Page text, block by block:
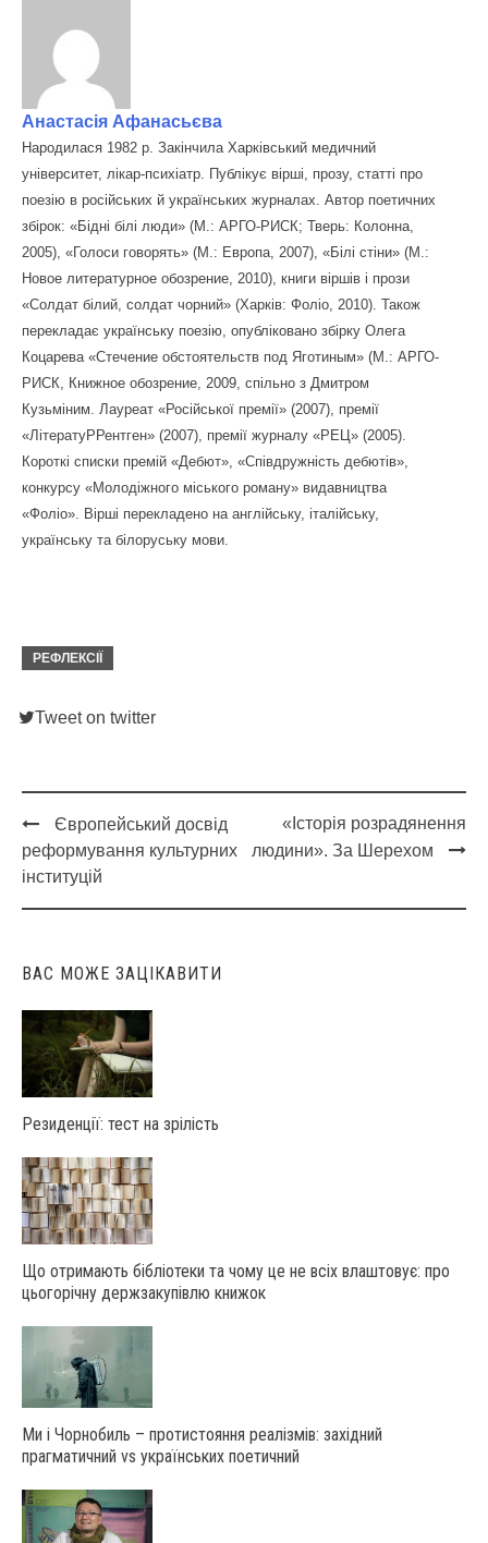
Анастасія Афанасьєва
Народилася 1982 р. Закінчила Харківський медичний
університет, лікар-психіатр. Публікує вірші, прозу, статті про
поезію в російських й українських журналах. Автор поетичних
збірок: «Бідні білі люди» (М.: АРГО-РИСК; Тверь: Колонна,
2005), «Голоси говорять» (М.: Европа, 2007), «Білі стіни» (М.:
Новое литературное обозрение, 2010), книги віршів і прози
«Солдат білий, солдат чорний» (Харків: Фоліо, 2010). Також
перекладає українську поезію, опубліковано збірку Олега
Коцарева «Стечение обстоятельств под Яготиным» (М.: АРГО-
РИСК, Книжное обозрение, 2009, спільно з Дмитром
Кузьміним. Лауреат «Російської премії» (2007), премії
«ЛітератуРРентген» (2007), премії журналу «РЕЦ» (2005).
Короткі списки премій «Дебют», «Співдружність дебютів»,
конкурсу «Молодіжного міського роману» видавництва
«Фоліо». Вірші перекладено на англійську, італійську,
українську та білоруську мови.
РЕФЛЕКСІЇ
Tweet on twitter
Post
navigation
Європейський досвід
реформування культурних
інституцій
«Історія розрадянення
людини». За Шерехом
ВАС МОЖЕ ЗАЦІКАВИТИ
Резиденції: тест на зрілість
Що отримають бібліотеки та чому це не всіх влаштовує: про
цьогорічну держзакупівлю книжок
Ми і Чорнобиль – протистояння реалізмів: західний
прагматичний vs українських поетичний